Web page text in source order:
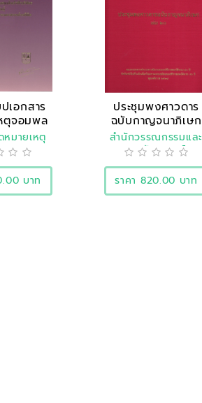
เอกสาร
ตุจอมพล
น..มายเหตุ
าติ
บาท
ประชุมพงศาวดาร
ฉบับกาญจนาภิเษก
เล่ม ..
สำนักวรรณกรรมและ
ประวัติศาสตร์
ราคา 820.00 บาท